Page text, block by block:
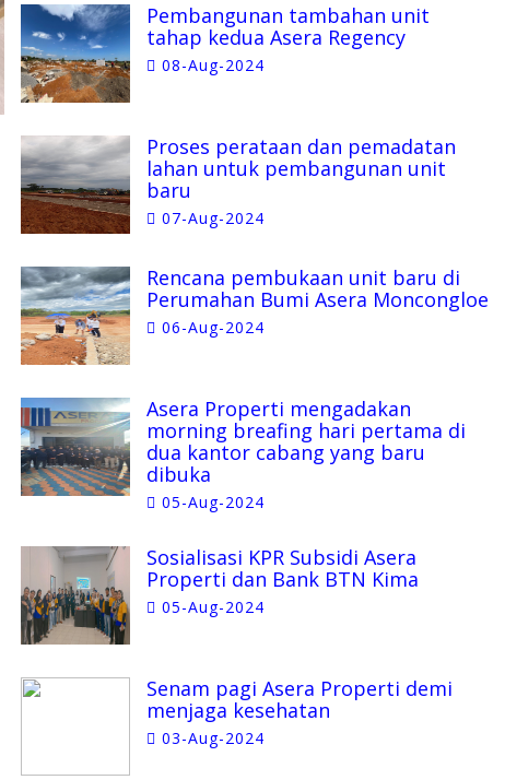
Pembangunan tambahan unit
tahap kedua Asera Regency
08-Aug-2024
Proses perataan dan pemadatan
lahan untuk pembangunan unit
baru
07-Aug-2024
Rencana pembukaan unit baru di
Perumahan Bumi Asera Moncongloe
06-Aug-2024
Asera Properti mengadakan
morning breafing hari pertama di
dua kantor cabang yang baru
dibuka
05-Aug-2024
Sosialisasi KPR Subsidi Asera
Properti dan Bank BTN Kima
05-Aug-2024
Senam pagi Asera Properti demi
menjaga kesehatan
03-Aug-2024